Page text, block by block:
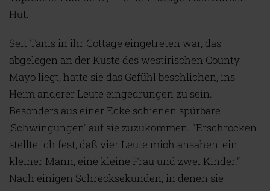
Hut.
Seit Tanis in ihr Cottage eingetreten war, das
abgelegen an der Küste des westirischen County
Mayo liegt, hatte sie das Gefühl beschlichen, ins
Heim anderer Leute eingedrungen zu sein.
Besonders aus einer Ecke schienen spürbare
,Schwingungen' auf sie zuzukommen. "Erschrocken
stellte ich fest, daß vier Leute mich ansahen: ein
kleiner Mann, eine kleine Frau und zwei Kinder."
Nach einigen Schrecksekunden, in denen sie